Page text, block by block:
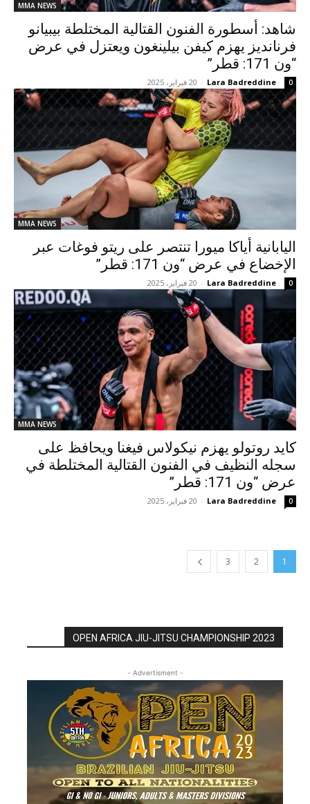
MMA NEWS
شاهد: أسطورة الفنون القتالية المختلطة بيبيانو
فرنانديز يهزم كيفن بيلينغون ويعتزل في عرض
“ون 171: قطر”
Lara Badreddine
- 20 فبراير، 2025 0
MMA NEWS
اليابانية أياكا ميورا تنتصر على ريتو فوغات عبر
الإخضاع في عرض “ون 171: قطر”
Lara Badreddine
- 20 فبراير، 2025 0
MMA NEWS
كايد روتولو يهزم نيكولاس فيغنا ويحافظ على
سجله النظيف في الفنون القتالية المختلطة في
عرض “ون 171: قطر”
Lara Badreddine
- 20 فبراير، 2025 0
1
2
3
OPEN AFRICA JIU-JITSU CHAMPIONSHIP 2023
- Advertisment -